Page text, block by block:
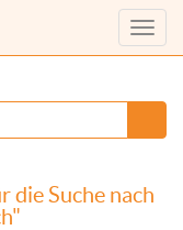
Menü
die Suche nach